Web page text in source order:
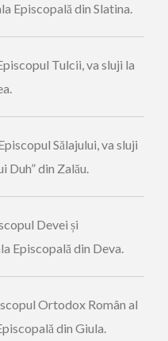
Episcopală din Slatina.
Tulcii, va sluji la
Sălajului, va sluji
Duh” din Zalău.
Devei și
Episcopală din Deva.
Ortodox Român al
din Giula.